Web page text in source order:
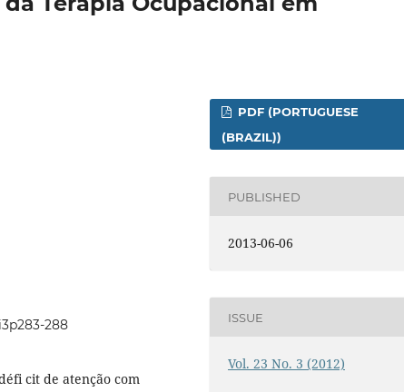
288
cit de atenção com
PDF (PORTUGUESE
(BRAZIL))
PUBLISHED
2013-06-06
ISSUE
Vol. 23 No. 3 (2012)